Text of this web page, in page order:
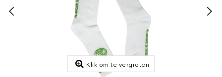
Klik om te vergroten